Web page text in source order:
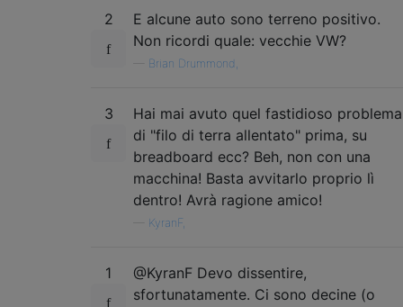
2
E alcune auto sono terreno positivo.
Non ricordi quale: vecchie VW?
Brian Drummond,
3
Hai mai avuto quel fastidioso problema
di "filo di terra allentato" prima, su
breadboard ecc? Beh, non con una
macchina! Basta avvitarlo proprio lì
dentro! Avrà ragione amico!
KyranF,
1
@KyranF Devo dissentire,
sfortunatamente. Ci sono decine (o